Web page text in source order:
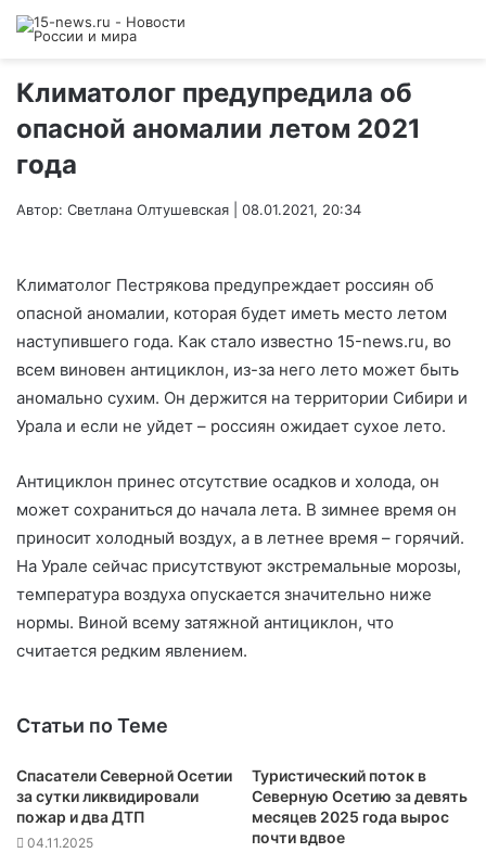
Климатолог предупредила об
опасной аномалии летом 2021
года
Автор: Светлана Олтушевская | 08.01.2021, 20:34
Климатолог Пестрякова предупреждает россиян об
опасной аномалии, которая будет иметь место летом
наступившего года. Как стало известно 15-news.ru, во
всем виновен антициклон, из-за него лето может быть
аномально сухим. Он держится на территории Сибири и
Урала и если не уйдет – россиян ожидает сухое лето.
Антициклон принес отсутствие осадков и холода, он
может сохраниться до начала лета. В зимнее время он
приносит холодный воздух, а в летнее время – горячий.
На Урале сейчас присутствуют экстремальные морозы,
температура воздуха опускается значительно ниже
нормы. Виной всему затяжной антициклон, что
считается редким явлением.
Статьи по Теме
Спасатели Северной Осетии
за сутки ликвидировали
пожар и два ДТП
04.11.2025
Туристический поток в
Северную Осетию за девять
месяцев 2025 года вырос
почти вдвое